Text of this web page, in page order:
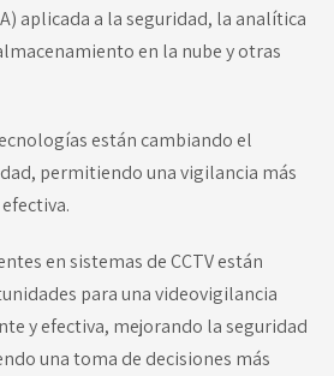
aplicada a la seguridad, la analítica
en la nube y otras
están cambiando el
permitiendo una vigilancia más
en sistemas de CCTV están
para una videovigilancia
y efectiva, mejorando la seguridad
una toma de decisiones más